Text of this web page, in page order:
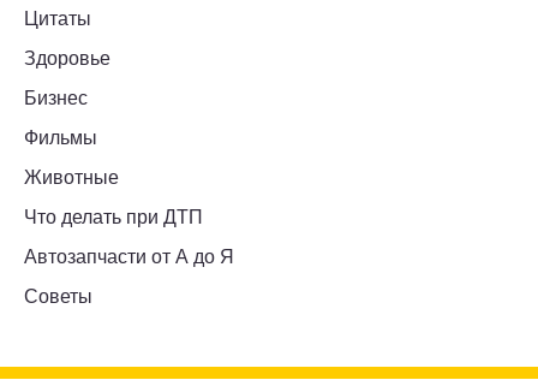
Цитаты
Здоровье
Бизнес
Фильмы
Животные
Что делать при ДТП
Автозапчасти от А до Я
Советы